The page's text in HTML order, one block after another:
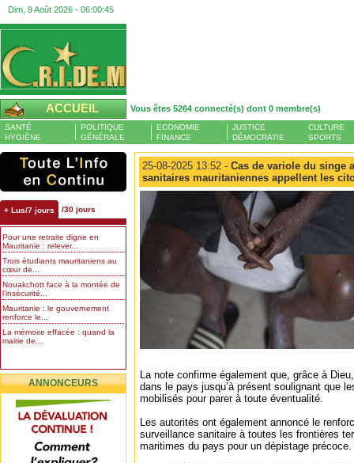
Dim, 9 Août 2026 - 06:00:45
ACCUEIL Vous êtes 5264 connecté(s) dont 0 membre(s)
SANTÉ
HYGIÈNE
POLITIQUE
GÉNÉRALE
ECONOMIE
FINANCE
JUSTICE
DÉMOCRATIE
CULTURE
SPORTS
+ Lus/7 jours /30 jours
Pour une retraite digne en
Mauritanie : relever...
Trois étudiants mauritaniens au
cœur de...
Nouakchott face à la montée de
l’insécurité...
Mauritanie : le gouvernement
renforce le...
La mémoire effacée : quand la
mairie de...
ANNONCEURS
25-08-2025 13:52 - Cas de variole du singe
sanitaires mauritaniennes appellent les
La note confirme également que, grâce à
dans le pays jusqu’à présent soulignant que
mobilisés pour parer à toute éventualité.
Les autorités ont également annoncé le
surveillance sanitaire à toutes les frontières
maritimes du pays pour un dépistage précoce.